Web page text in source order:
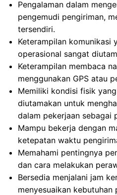
Pengalaman dalam
pengemudi pengiriman,
tersendiri.
Keterampilan komunikasi
operasional sangat
Keterampilan membaca
menggunakan GPS atau
Memiliki kondisi fisik
diutamakan untuk
dalam pekerjaan sebagai
Mampu bekerja dengan
ketepatan waktu
Memahami pentingnya
dan cara melakukan
Bersedia menjalani jam
menyesuaikan kebutuhan